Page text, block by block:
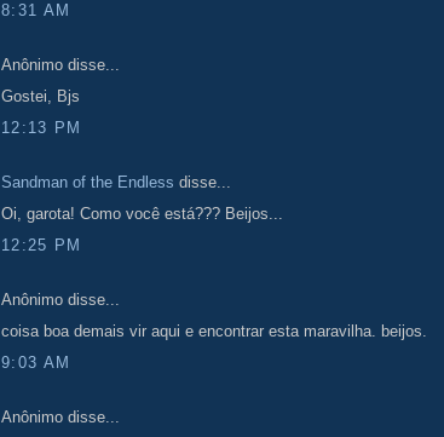
8:31 AM
Anônimo disse...
Gostei, Bjs
12:13 PM
Sandman of the Endless disse...
Oi, garota! Como você está??? Beijos...
12:25 PM
Anônimo disse...
coisa boa demais vir aqui e encontrar esta maravilha. beijos.
9:03 AM
Anônimo disse...